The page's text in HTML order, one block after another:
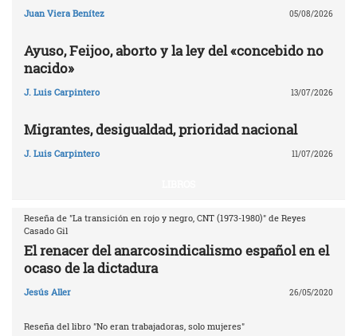
Juan Viera Benítez 05/08/2026
Ayuso, Feijoo, aborto y la ley del «concebido no
nacido»
J. Luis Carpintero 13/07/2026
Migrantes, desigualdad, prioridad nacional
J. Luis Carpintero 11/07/2026
Reseña de "La transición en rojo y negro, CNT (1973-1980)" de Reyes
Casado Gil
El renacer del anarcosindicalismo español en el
ocaso de la dictadura
Jesús Aller 26/05/2020
Reseña del libro "No eran trabajadoras, solo mujeres"